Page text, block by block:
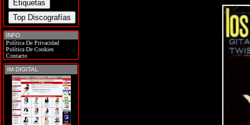
INFO
Política De Privacidad
Política De Cookies
Contacto
IM DIGITAL